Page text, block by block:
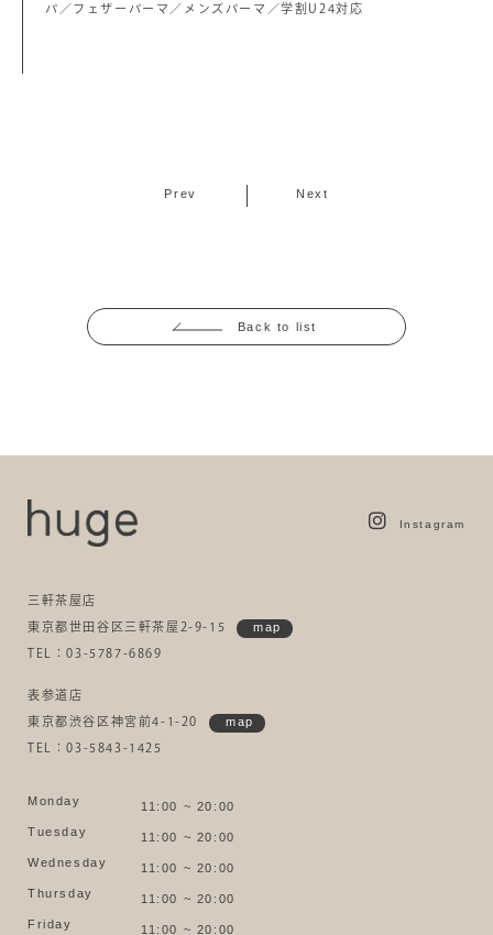
パ／フェザーパーマ／メンズパーマ／学割U24対応
Prev Next
Back to list
Instagram
三軒茶屋店
東京都世田谷区三軒茶屋2-9-15 map
TEL：03-5787-6869
表参道店
東京都渋谷区神宮前4-1-20 map
TEL：03-5843-1425
Monday
11:00 ~ 20:00
Tuesday
11:00 ~ 20:00
Wednesday
11:00 ~ 20:00
Thursday
11:00 ~ 20:00
Friday
11:00 ~ 20:00